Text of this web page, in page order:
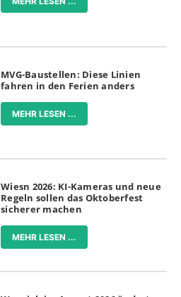
MVG-Baustellen: Diese Linien
fahren in den Ferien anders
MEHR LESEN ...
Wiesn 2026: KI-Kameras und neue
Regeln sollen das Oktoberfest
sicherer machen
MEHR LESEN ...